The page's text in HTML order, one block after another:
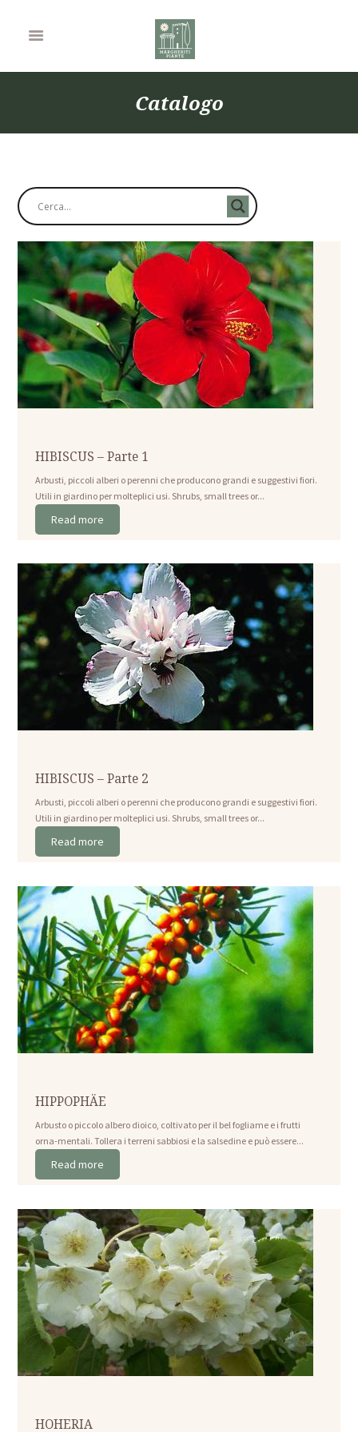
Catalogo
HIBISCUS – Parte 1
Arbusti, piccoli alberi o perenni che producono grandi e suggestivi fiori.
Utili in giardino per molteplici usi. Shrubs, small trees or...
Read more
HIBISCUS – Parte 2
Arbusti, piccoli alberi o perenni che producono grandi e suggestivi fiori.
Utili in giardino per molteplici usi. Shrubs, small trees or...
Read more
HIPPOPHÄE
Arbusto o piccolo albero dioico, coltivato per il bel fogliame e i frutti
orna-mentali. Tollera i terreni sabbiosi e la salsedine e può essere...
Read more
HOHERIA